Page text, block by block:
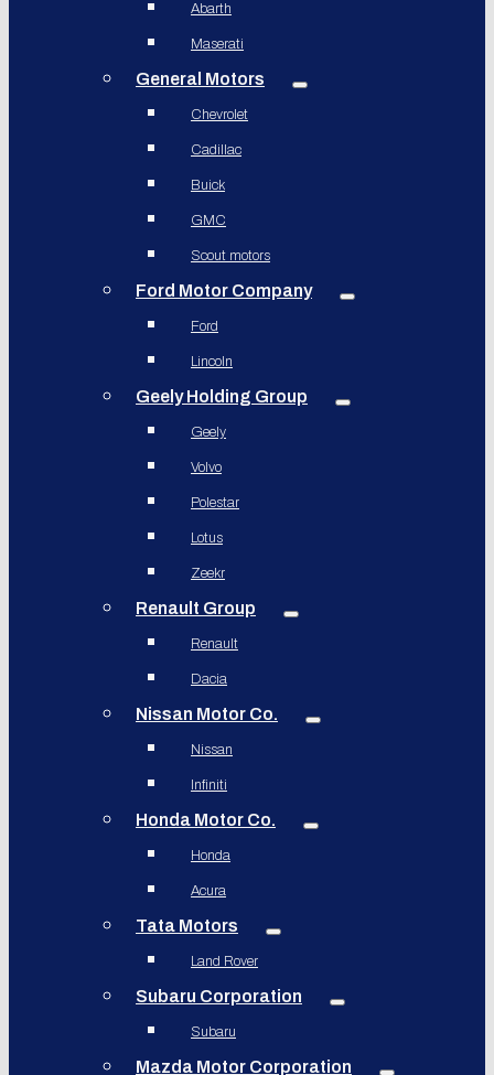
Abarth
Maserati
General Motors
Chevrolet
Cadillac
Buick
GMC
Scout motors
Ford Motor Company
Ford
Lincoln
Geely Holding Group
Geely
Volvo
Polestar
Lotus
Zeekr
Renault Group
Renault
Dacia
Nissan Motor Co.
Nissan
Infiniti
Honda Motor Co.
Honda
Acura
Tata Motors
Land Rover
Subaru Corporation
Subaru
Mazda Motor Corporation